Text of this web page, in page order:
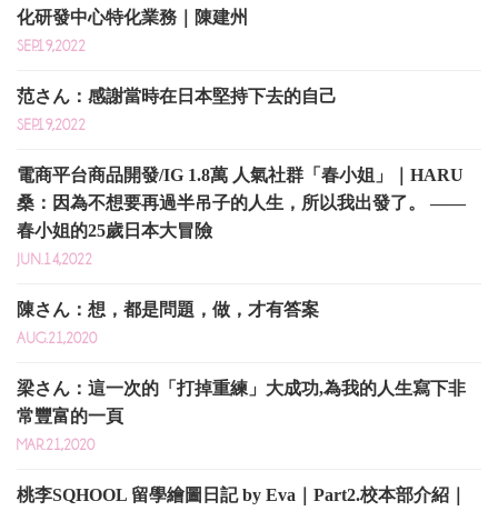
化研發中心特化業務｜陳建州
SEP.19,2022
范さん：感謝當時在日本堅持下去的自己
SEP.19,2022
電商平台商品開發/IG 1.8萬 人氣社群「春小姐」｜HARU
桑：因為不想要再過半吊子的人生，所以我出發了。 ——
春小姐的25歲日本大冒險
JUN.14,2022
陳さん：想，都是問題，做，才有答案
AUG.21,2020
梁さん：這一次的「打掉重練」大成功,為我的人生寫下非
常豐富的一頁
MAR.21,2020
桃李SQHOOL 留學繪圖日記 by Eva｜Part2.校本部介紹｜